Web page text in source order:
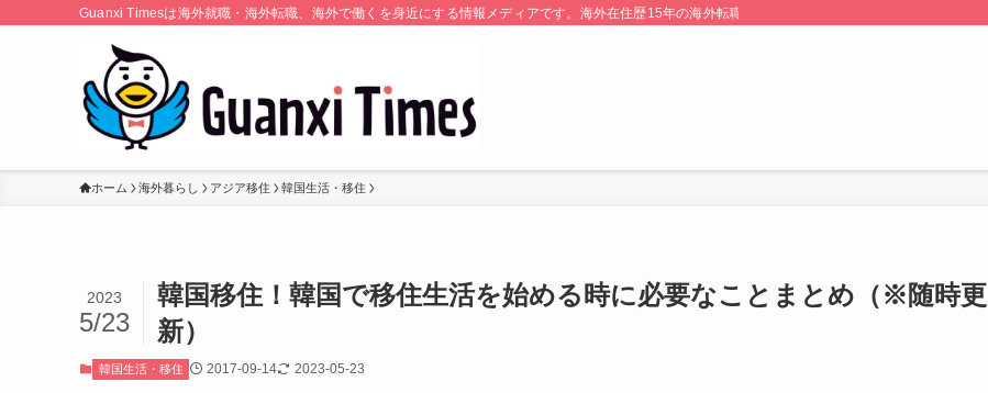
Guanxi Timesは海外就職・海外転職、海外で働くを身近にする情報メディアです。海外在住歴15年の海外転職のプロが監修・運営しています。
ホーム 海外暮らし アジア移住 韓国生活・移住
韓国移住！韓国で移住生活を始める時に必要なことまとめ（※随時更
新）
2023
5/23
韓国生活・移住 2017-09-14 2023-05-23